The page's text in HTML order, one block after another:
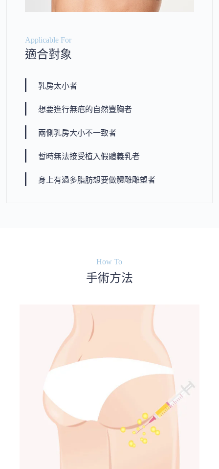
Applicable For
適合對象
乳房太小者
想要進行無疤的自然豐胸者
兩側乳房大小不一致者
暫時無法接受植入假體義乳者
身上有過多脂肪想要做體雕雕塑者
How To
手術方法